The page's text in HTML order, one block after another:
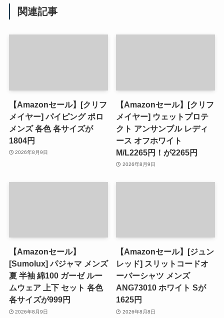
関連記事
【Amazonセール】[クリフ
メイヤー] パイピング ポロ
メンズ 各色 各サイズが
1804円
2026年8月9日
【Amazonセール】[クリフ
メイヤー] ウェットプロテ
クト アンサンブル レディ
ース オフホワイト
M/L2265円！が2265円
2026年8月9日
【Amazonセール】
[Sumolux] パジャマ メンズ
夏 半袖 綿100 ガーゼ ルー
ムウェア 上下 セット 各色
各サイズが999円
2026年8月9日
【Amazonセール】[ジュン
レッド] スリットコードオ
ーバーシャツ メンズ
ANG73010 ホワイト Sが
1625円
2026年8月8日